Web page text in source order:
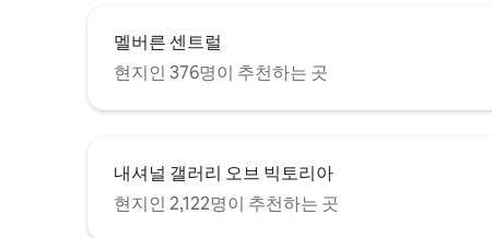
멜버른 센트럴
현지인 376명이 추천하는 곳
내셔널 갤러리 오브 빅토리아
현지인 2,122명이 추천하는 곳